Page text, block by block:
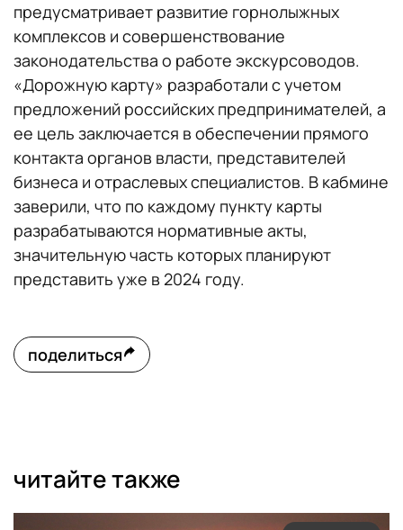
предусматривает развитие горнолыжных
комплексов и совершенствование
законодательства о работе экскурсоводов.
«Дорожную карту» разработали с учетом
предложений российских предпринимателей, а
ее цель заключается в обеспечении прямого
контакта органов власти, представителей
бизнеса и отраслевых специалистов. В кабмине
заверили, что по каждому пункту карты
разрабатываются нормативные акты,
значительную часть которых планируют
представить уже в 2024 году.
поделиться
читайте также